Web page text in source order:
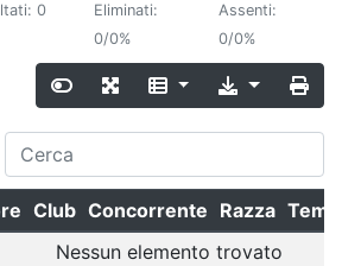
0
Eliminati:
0/0%
Assenti:
0/0%
Club Concorrente Razza
Nessun elemento trovato